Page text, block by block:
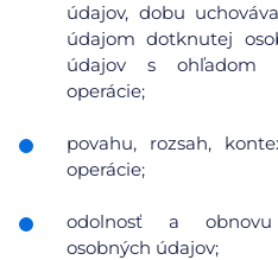
údajov, dobu
údajom dotknutej
údajov s ohľadom
operácie;
povahu, rozsah,
operácie;
odolnosť a obnovu
osobných údajov;